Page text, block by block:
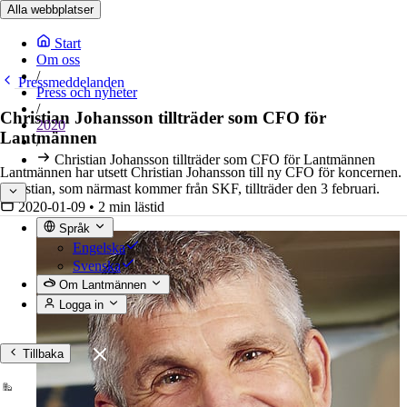
Alla webbplatser
Start
Om oss
/
Press och nyheter
/
2020
/
Christian Johansson tillträder som CFO för Lantmännen
Språk
Engelska
Svenska
Om Lantmännen
Logga in
Tillbaka
Pressmeddelanden
Christian Johansson tillträder som CFO för
Lantmännen
Lantmännen har utsett Christian Johansson till ny CFO för koncernen.
Christian, som närmast kommer från SKF, tillträder den 3 februari.
2020-01-09 • 2 min lästid